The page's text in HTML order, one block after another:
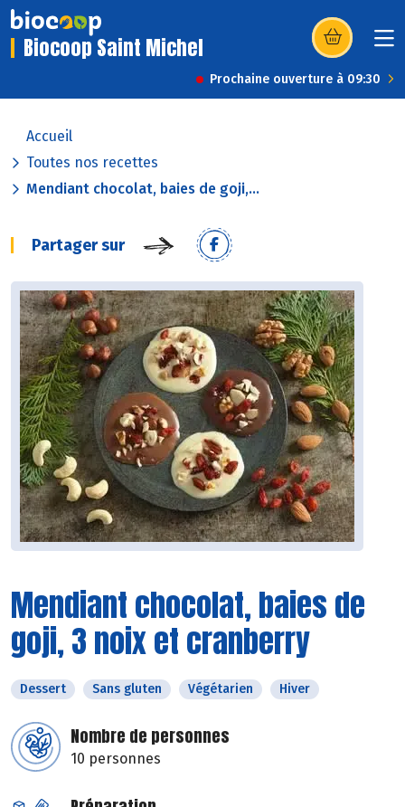
Biocoop Saint Michel (s’ouvre dans
Prochaine ouverture à 09:30
Accueil
Toutes nos recettes
Mendiant chocolat, baies de goji,...
Partager sur
Mendiant chocolat, baies de
goji, 3 noix et cranberry
Dessert Sans gluten Végétarien Hiver
Nombre de personnes
10 personnes